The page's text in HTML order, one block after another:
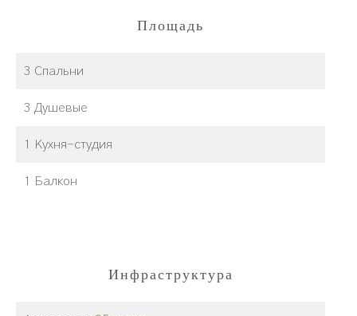
Площадь
3 Спальни
3 Душевые
1 Кухня-студия
1 Балкон
Инфраструктура